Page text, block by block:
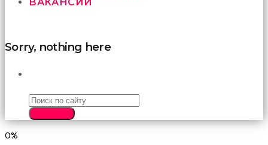
boşalarak
altyazılı
arkadaş
sonu
ВАКАНСИИ
Sorry, nothing here
0%